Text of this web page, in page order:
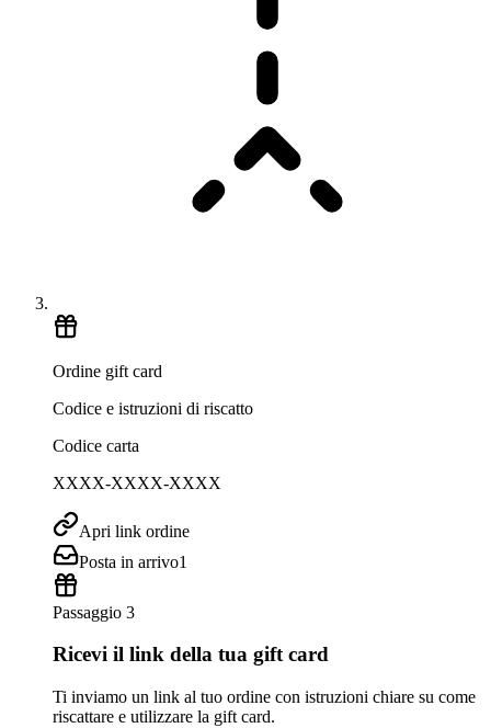
Ordine gift card
Codice e istruzioni di riscatto
Codice carta
XXXX-XXXX-XXXX
Apri link ordine
Posta in arrivo1
Passaggio 3
Ricevi il link della tua gift card
Ti inviamo un link al tuo ordine con istruzioni chiare su come
riscattare e utilizzare la gift card.